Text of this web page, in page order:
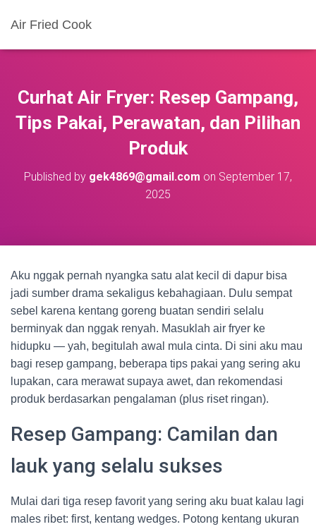
Air Fried Cook
Curhat Air Fryer: Resep Gampang,
Tips Pakai, Perawatan, dan Pilihan
Produk
Published by gek4869@gmail.com on September 17,
2025
Aku nggak pernah nyangka satu alat kecil di dapur bisa
jadi sumber drama sekaligus kebahagiaan. Dulu sempat
sebel karena kentang goreng buatan sendiri selalu
berminyak dan nggak renyah. Masuklah air fryer ke
hidupku — yah, begitulah awal mula cinta. Di sini aku mau
bagi resep gampang, beberapa tips pakai yang sering aku
lupakan, cara merawat supaya awet, dan rekomendasi
produk berdasarkan pengalaman (plus riset ringan).
Resep Gampang: Camilan dan
lauk yang selalu sukses
Mulai dari tiga resep favorit yang sering aku buat kalau lagi
males ribet: first, kentang wedges. Potong kentang ukuran